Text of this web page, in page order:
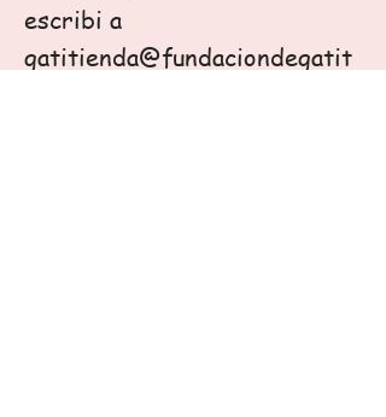
escribi a
gatitienda@fundaciondegatit